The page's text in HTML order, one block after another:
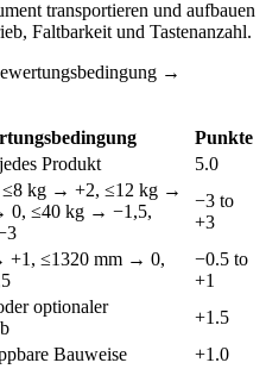
transportieren und aufbauen
Faltbarkeit und Tastenanzahl.
→
Punkte
Produkt 5.0
kg → +2, ≤12 kg →
0, ≤40 kg → −1,5,
−3 to
+3
+1, ≤1320 mm → 0,
−0.5 to
+1
optionaler
+1.5
Bauweise +1.0